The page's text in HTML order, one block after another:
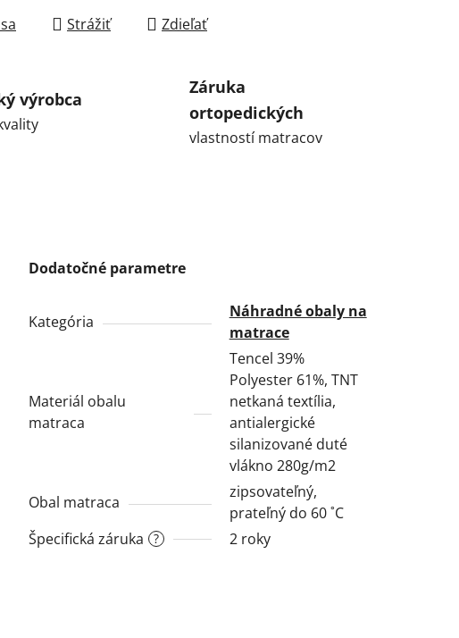
Strážiť Zdieľať
výrobca
Záruka
ortopedických
vlastností matracov
Dodatočné parametre
Kategória
Náhradné obaly na
matrace
Materiál obalu
matraca
Tencel 39%
Polyester 61%, TNT
netkaná textília,
antialergické
silanizované duté
vlákno 280g/m2
Obal matraca
zipsovateľný,
prateľný do 60 ˚C
?
Špecifická záruka 2 roky